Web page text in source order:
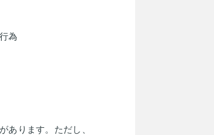
為
あります。ただし、